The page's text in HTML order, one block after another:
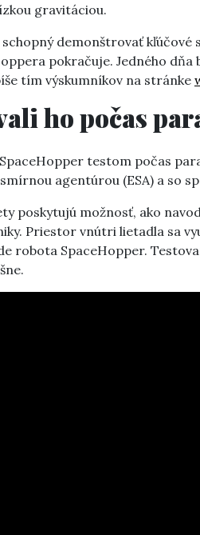
gravitáciou.
schopný demonštrovať
pokračuje. Jedného
tím výskumníkov na stránke
ho počas
testom počas
agentúrou (ESA) a so
poskytujú možnosť, ako
Priestor vnútri lietadla sa
robota SpaceHopper.